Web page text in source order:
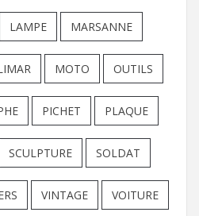
LAMPE MARSANNE
MOTO OUTILS
PICHET PLAQUE
SCULPTURE SOLDAT
VINTAGE VOITURE